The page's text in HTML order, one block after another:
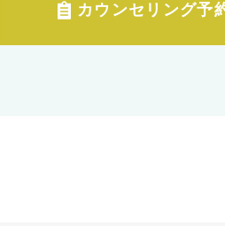
カウンセリング予